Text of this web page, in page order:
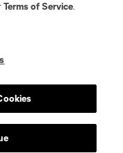
Terms of Service.